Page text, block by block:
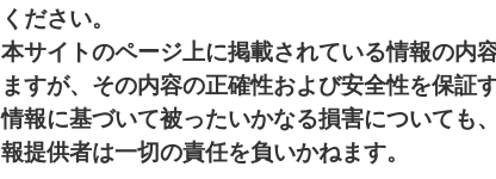
ください。
本サイトのページ上に掲載されている情報の内
ますが、その内容の正確性および安全性を保証
情報に基づいて被ったいかなる損害についても
報提供者は一切の責任を負いかねます。